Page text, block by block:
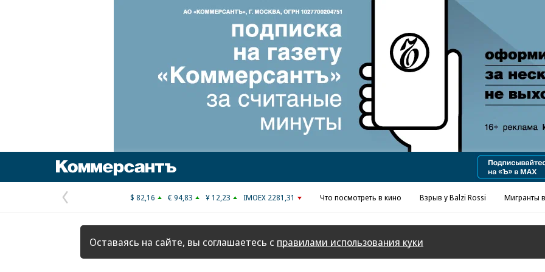
Реклама в «Ъ» www.kommersant.ru/ad
Предыдущая
страница
$ 82,16 € 94,83 ¥ 12,23 IMOEX 2281,31 Что посмотреть в кино Взрыв у Balzi Rossi Мигранты
Оставаясь на сайте, вы соглашаетесь с правилами использования куки